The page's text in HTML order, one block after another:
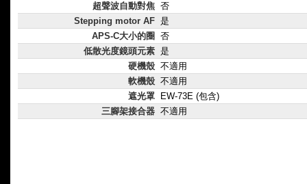
超聲波自動對焦 否
Stepping motor AF 是
APS-C大小的圈
否
低散光度鏡頭元素 是
硬機殼 不適用
軟機殼 不適用
遮光罩
EW-73E (包含)
三腳架接合器 不適用